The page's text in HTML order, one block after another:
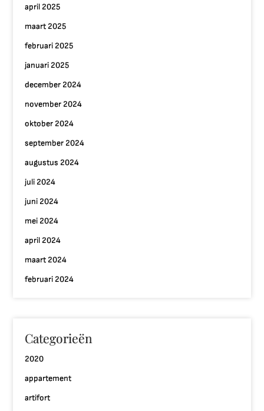
april 2025
maart 2025
februari 2025
januari 2025
december 2024
november 2024
oktober 2024
september 2024
augustus 2024
juli 2024
juni 2024
mei 2024
april 2024
maart 2024
februari 2024
Categorieën
2020
appartement
artifort